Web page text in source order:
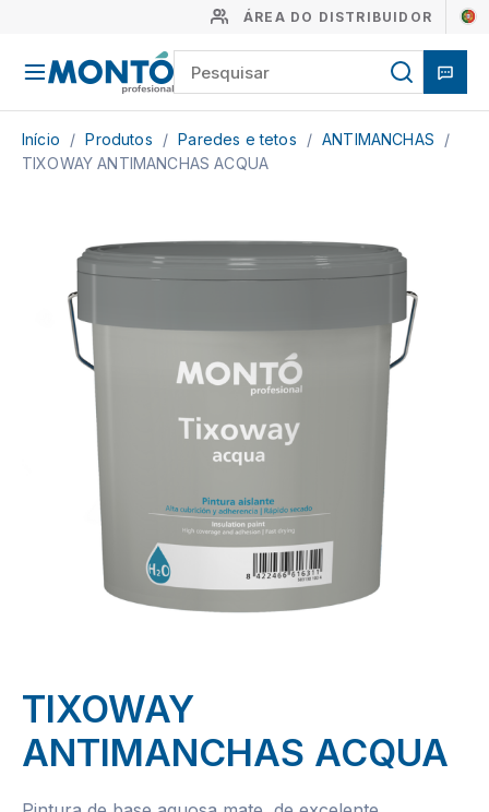
ÁREA DO DISTRIBUIDOR
Início / Produtos / Paredes e tetos / ANTIMANCHAS
/
TIXOWAY ANTIMANCHAS ACQUA
TIXOWAY
ANTIMANCHAS ACQUA